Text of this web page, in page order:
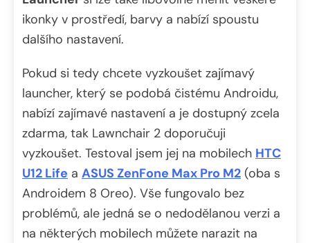
ikonky v prostředí, barvy a nabízí spoustu
dalšího nastavení.
Pokud si tedy chcete vyzkoušet zajímavý
launcher, který se podobá čistému Androidu,
nabízí zajímavé nastavení a je dostupný zcela
zdarma, tak Lawnchair 2 doporučuji
vyzkoušet. Testoval jsem jej na mobilech HTC
U12 Life a ASUS ZenFone Max Pro M2 (oba s
Androidem 8 Oreo). Vše fungovalo bez
problémů, ale jedná se o nedodělanou verzi a
na některých mobilech můžete narazit na